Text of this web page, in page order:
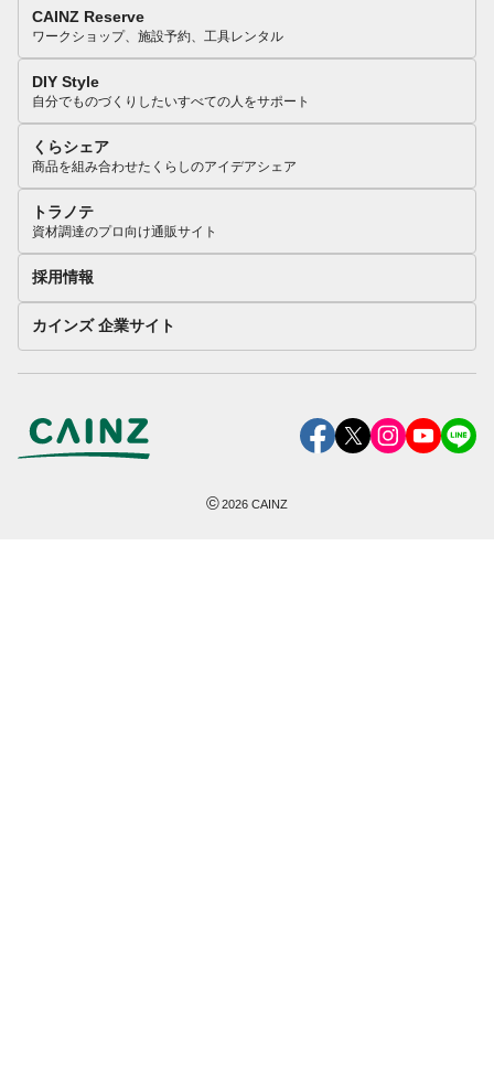
CAINZ Reserve
ワークショップ、施設予約、工具レンタル
DIY Style
自分でものづくりしたいすべての人をサポート
くらシェア
商品を組み合わせたくらしのアイデアシェア
トラノテ
資材調達のプロ向け通販サイト
採用情報
カインズ 企業サイト
©2026 CAINZ